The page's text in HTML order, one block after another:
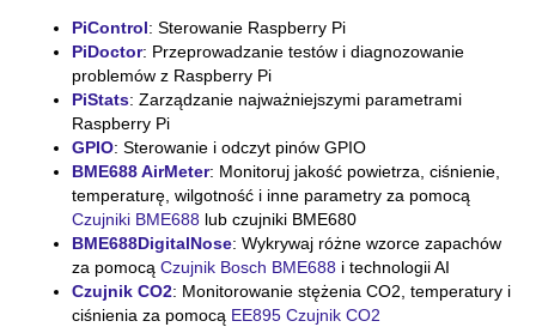
PiControl: Sterowanie Raspberry Pi
PiDoctor: Przeprowadzanie testów i diagnozowanie
problemów z Raspberry Pi
PiStats: Zarządzanie najważniejszymi parametrami
Raspberry Pi
GPIO: Sterowanie i odczyt pinów GPIO
BME688 AirMeter: Monitoruj jakość powietrza, ciśnienie,
temperaturę, wilgotność i inne parametry za pomocą
Czujniki BME688 lub czujniki BME680
BME688DigitalNose: Wykrywaj różne wzorce zapachów
za pomocą Czujnik Bosch BME688 i technologii AI
Czujnik CO2: Monitorowanie stężenia CO2, temperatury i
ciśnienia za pomocą EE895 Czujnik CO2